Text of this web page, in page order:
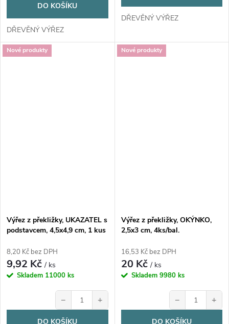
DO KOŠÍKU
DŘEVĚNÝ VÝŘEZ
DŘEVĚNÝ VÝŘEZ
Nové produkty
Výřez z překližky, UKAZATEL s
podstavcem, 4,5x4,9 cm, 1 kus
8,20 Kč bez DPH
9,92 Kč/ ks
Skladem 11000 ks
− +
DO KOŠÍKU
Nové produkty
Výřez z překližky, OKÝNKO,
2,5x3 cm, 4ks/bal.
16,53 Kč bez DPH
20 Kč/ ks
Skladem 9980 ks
− +
DO KOŠÍKU